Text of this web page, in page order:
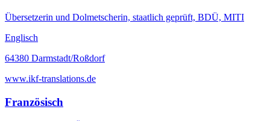
Übersetzerin und Dolmetscherin, staatlich geprüft, BDÜ, MITI
Englisch
64380 Darmstadt/Roßdorf
www.ikf-translations.de
Französisch